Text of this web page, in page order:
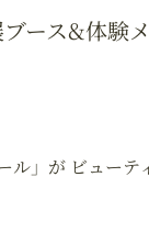
ース&体験
ル」が ビューテ